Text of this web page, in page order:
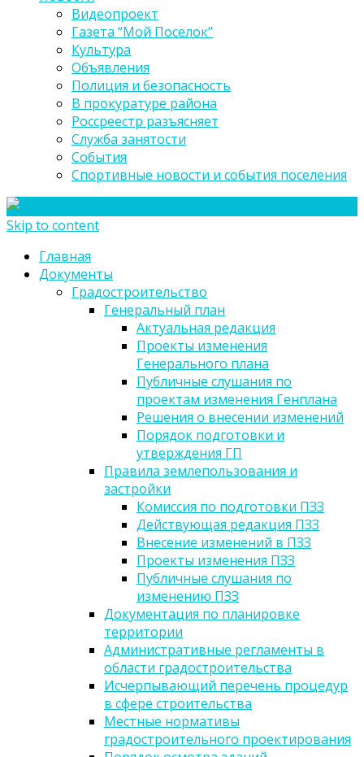
Видеопроект
Газета “Мой Поселок”
Культура
Объявления
Полиция и безопасность
В прокуратуре района
Россреестр разъясняет
Служба занятости
События
Спортивные новости и события поселения
Skip to content
Главная
Документы
Градостроительство
Генеральный план
Актуальная редакция
Проекты изменения
Генерального плана
Публичные слушания по
проектам изменения Генплана
Решения о внесении изменений
Порядок подготовки и
утверждения ГП
Правила землепользования и
застройки
Комиссия по подготовки ПЗЗ
Действующая редакция ПЗЗ
Внесение изменений в ПЗЗ
Проекты изменения ПЗЗ
Публичные слушания по
изменению ПЗЗ
Документация по планировке
территории
Административные регламенты в
области градостроительства
Исчерпывающий перечень процедур
в сфере строительства
Местные нормативы
градостроительного проектирования